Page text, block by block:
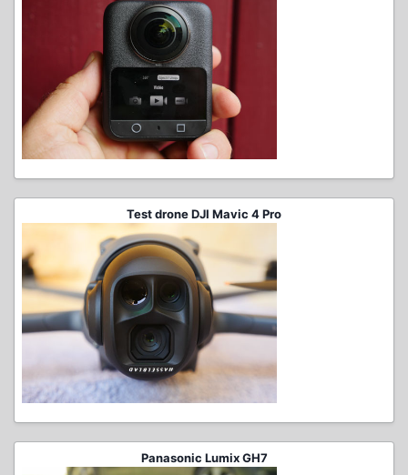
Test drone DJI Mavic 4 Pro
Panasonic Lumix GH7